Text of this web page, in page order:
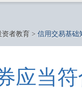
资者教育 > 信用交易基础
应当